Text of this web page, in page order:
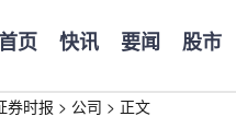
首页 快讯 要闻 股市
券时报 > 公司 > 正文